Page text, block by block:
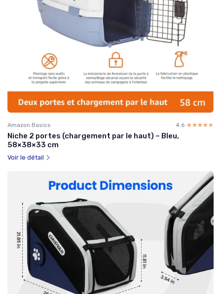
Amazon Basics 4.6 ☆☆☆☆☆
★★★★★
Niche 2 portes (chargement par le haut) – Bleu,
58×38×33 cm
Voir le détail